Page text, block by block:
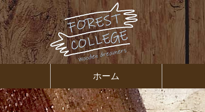
コ
ン
テ
ン
ツ
本
文
ス
キ
ッ
㈱ＦＯＲ
ＥＳＴ Ｃ
ホーム